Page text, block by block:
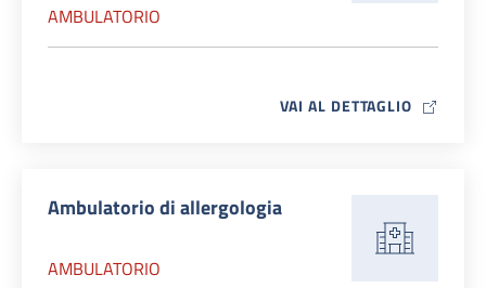
AMBULATORIO
VAI AL DETTAGLIO MAP ICON
Ambulatorio di allergologia
AMBULATORIO